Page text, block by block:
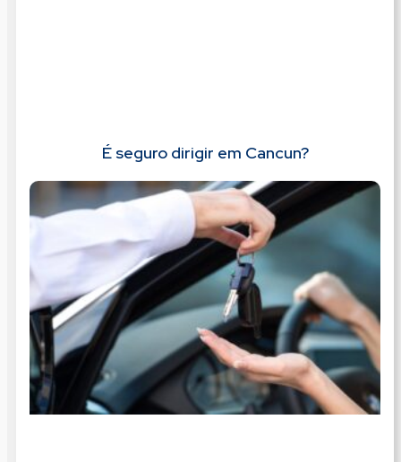
É seguro dirigir em Cancun?